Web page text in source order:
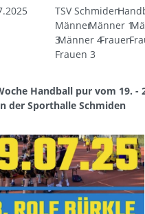
TSV Schmiden
MännerMänner 1
3Männer 4Frauen
Frauen 3
Handball pur vom 19. -
der Sporthalle Schmiden